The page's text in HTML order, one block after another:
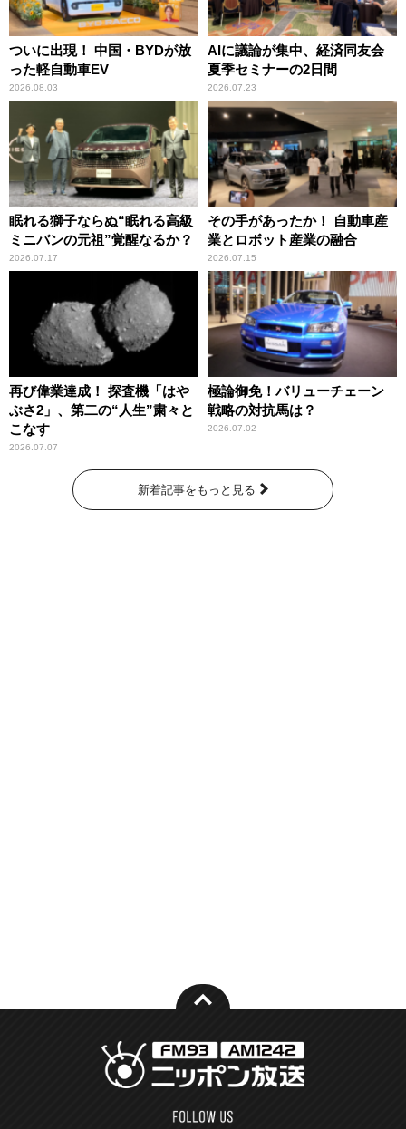
ついに出現！ 中国・BYDが放
った軽自動車EV
2026.08.03
AIに議論が集中、経済同友会
夏季セミナーの2日間
2026.07.23
眠れる獅子ならぬ“眠れる高級
ミニバンの元祖”覚醒なるか？
2026.07.17
その手があったか！ 自動車産
業とロボット産業の融合
2026.07.15
再び偉業達成！ 探査機「はや
ぶさ2」、第二の“人生”粛々と
こなす
2026.07.07
極論御免！バリューチェーン
戦略の対抗馬は？
2026.07.02
新着記事をもっと見る